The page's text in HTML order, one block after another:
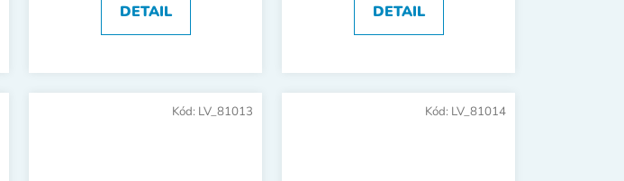
DETAIL DETAIL
Kód: LV_81013 Kód: LV_81014